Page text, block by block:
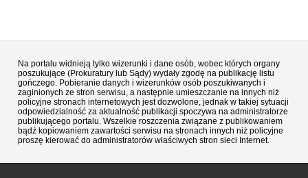
Na portalu widnieją tylko wizerunki i dane osób, wobec których organy
poszukujące (Prokuratury lub Sądy) wydały zgodę na publikację listu
gończego. Pobieranie danych i wizerunków osób poszukiwanych i
zaginionych ze stron serwisu, a następnie umieszczanie na innych niż
policyjne stronach internetowych jest dozwolone, jednak w takiej sytuacji
odpowiedzialność za aktualność publikacji spoczywa na administratorze
publikującego portalu. Wszelkie roszczenia związane z publikowaniem
bądź kopiowaniem zawartości serwisu na stronach innych niż policyjne
proszę kierować do administratorów właściwych stron sieci Internet.